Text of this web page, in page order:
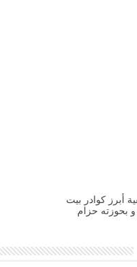
أبرز كوادر بيت
و بحوزته حزام